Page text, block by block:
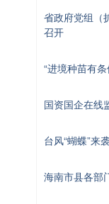
省政府党组（
召开
“进境种苗有
国资国企在线
台风“蝴蝶”来
海南市县各部